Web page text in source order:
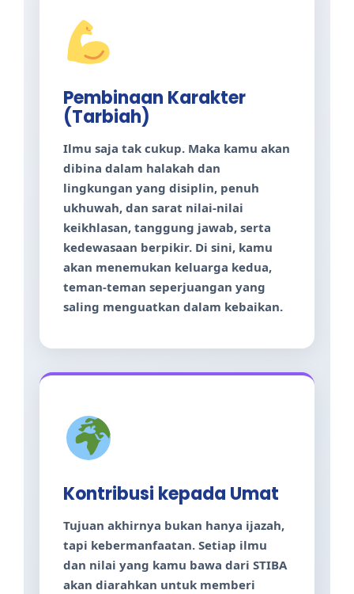
Pembinaan Karakter
(Tarbiah)
Ilmu saja tak cukup. Maka kamu akan
dibina dalam halakah dan
lingkungan yang disiplin, penuh
ukhuwah, dan sarat nilai-nilai
keikhlasan, tanggung jawab, serta
kedewasaan berpikir. Di sini, kamu
akan menemukan keluarga kedua,
teman-teman seperjuangan yang
saling menguatkan dalam kebaikan.
Kontribusi kepada Umat
Tujuan akhirnya bukan hanya ijazah,
tapi kebermanfaatan. Setiap ilmu
dan nilai yang kamu bawa dari STIBA
akan diarahkan untuk memberi